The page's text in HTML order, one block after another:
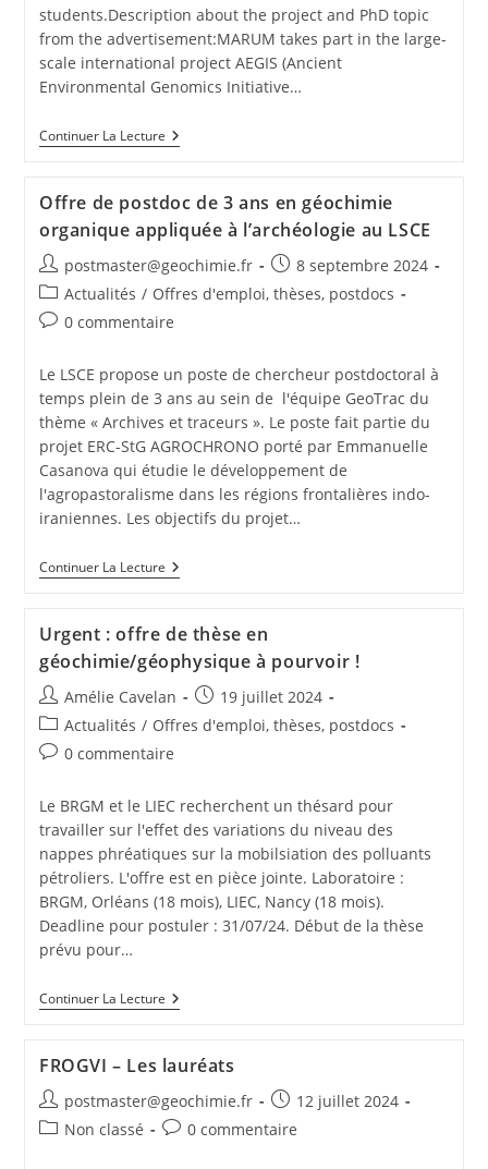
students.Description about the project and PhD topic
from the advertisement:MARUM takes part in the large-
scale international project AEGIS (Ancient
Environmental Genomics Initiative…
Continuer La Lecture
Offre de postdoc de 3 ans en géochimie
organique appliquée à l’archéologie au LSCE
postmaster@geochimie.fr
8 septembre 2024
Actualités / Offres d'emploi, thèses, postdocs
0 commentaire
Le LSCE propose un poste de chercheur postdoctoral à
temps plein de 3 ans au sein de l'équipe GeoTrac du
thème « Archives et traceurs ». Le poste fait partie du
projet ERC-StG AGROCHRONO porté par Emmanuelle
Casanova qui étudie le développement de
l'agropastoralisme dans les régions frontalières indo-
iraniennes. Les objectifs du projet…
Continuer La Lecture
Urgent : offre de thèse en
géochimie/géophysique à pourvoir !
Amélie Cavelan
19 juillet 2024
Actualités / Offres d'emploi, thèses, postdocs
0 commentaire
Le BRGM et le LIEC recherchent un thésard pour
travailler sur l'effet des variations du niveau des
nappes phréatiques sur la mobilsiation des polluants
pétroliers. L'offre est en pièce jointe. Laboratoire :
BRGM, Orléans (18 mois), LIEC, Nancy (18 mois).
Deadline pour postuler : 31/07/24. Début de la thèse
prévu pour…
Continuer La Lecture
FROGVI – Les lauréats
postmaster@geochimie.fr
12 juillet 2024
Non classé
0 commentaire